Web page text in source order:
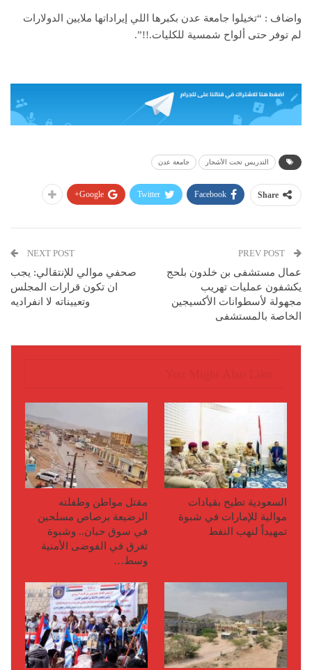
واضاف : “تخيلوا جامعة عدن بكبرها اللي إيراداتها ملايين الدولارات
لم توفر حتى ألواح شمسية للكليات.!!”.
التدريس تحت الأشجار جامعة عدن
Share
Facebook
Twitter
Google+
عمال مستشفى بن خلدون بلحج
يكشفون عمليات تهريب
مجهولة لأسطوانات الأكسيجين
الخاصة بالمستشفى
NEXT POST
صحفي موالي للإنتقالي: يجب
ان تكون قرارات المجلس
وتعييناته لا انفراديه
السعودية تطيح بقيادات
موالية للإمارات في شبوة
تمهيداً لنهب النفط
مقتل مواطن وطفلته
الرضيعة برصاص مسلحين
في سوق حبان.. وشبوة
تغرق في الفوضى الأمنية
وسط…